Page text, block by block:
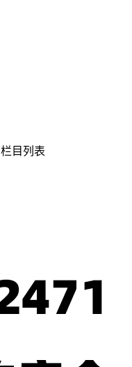
栏目列表